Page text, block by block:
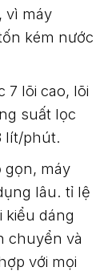
vì máy
kém nước
7 lõi cao, lõi
suất lọc
lít/phút.
gọn, máy
lâu. tỉ lệ
kiểu dáng
chuyển và
với mọi